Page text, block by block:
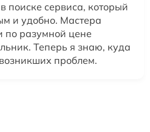
поиске сервиса, который
и удобно. Мастера
по разумной цене
Теперь я знаю, куда
проблем.